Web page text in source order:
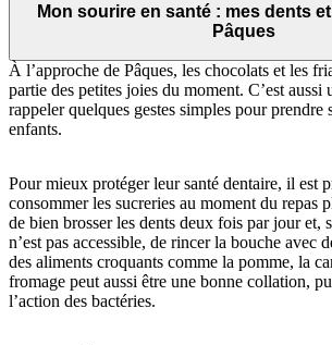
Mon sourire en santé : mes dents
Pâques
À l’approche de Pâques, les chocolats et les
partie des petites joies du moment. C’est aussi
rappeler quelques gestes simples pour prendre
enfants.
Pour mieux protéger leur santé dentaire, il est
consommer les sucreries au moment du repas
de bien brosser les dents deux fois par jour et,
n’est pas accessible, de rincer la bouche avec
des aliments croquants comme la pomme, la
fromage peut aussi être une bonne collation,
l’action des bactéries.